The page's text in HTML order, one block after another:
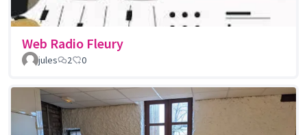
Web Radio Fleury
jules 2 0